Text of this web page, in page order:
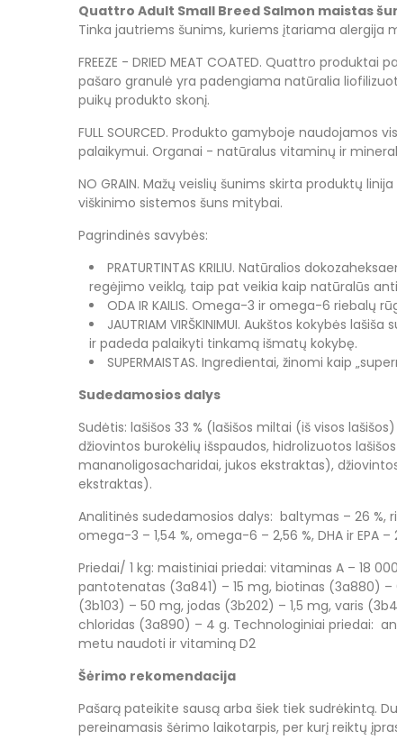
Quattro Adult Small Breed Salmon maistas
Tinka jautriems šunims, kuriems įtariama alergija
FREEZE - DRIED MEAT COATED. Quattro
pašaro granulė yra padengiama natūralia
puikų produkto skonį.
FULL SOURCED. Produkto gamyboje
palaikymui. Organai - natūralus vitaminų ir
NO GRAIN. Mažų veislių šunims skirta produktų
viškinimo sistemos šuns mitybai.
Pagrindinės savybės:
PRATURTINTAS KRILIU. Natūralios
regėjimo veiklą, taip pat veikia kaip natūralūs
ODA IR KAILIS. Omega-3 ir omega-6 riebalų
JAUTRIAM VIRŠKINIMUI. Aukštos kokybės
ir padeda palaikyti tinkamą išmatų kokybę.
SUPERMAISTAS. Ingredientai, žinomi kaip
Sudedamosios dalys
Sudėtis: lašišos 33 % (lašišos miltai (iš visos
džiovintos burokėlių išspaudos, hidrolizuotos
mananoligosacharidai, jukos ekstraktas),
ekstraktas).
Analitinės sudedamosios dalys: baltymas – 26 %,
omega-3 – 1,54 %, omega-6 – 2,56 %, DHA ir EPA –
Priedai/ 1 kg: maistiniai priedai: vitaminas A – 18
pantotenatas (3a841) – 15 mg, biotinas (3a880) –
(3b103) – 50 mg, jodas (3b202) – 1,5 mg, varis
chloridas (3a890) – 4 g. Technologiniai priedai:
metu naudoti ir vitaminą D2
Šėrimo rekomendacija
Pašarą pateikite sausą arba šiek tiek sudrėkintą.
pereinamasis šėrimo laikotarpis, per kurį reiktų